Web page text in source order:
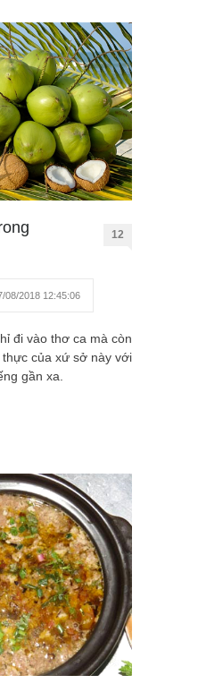
12
08/2018 12:45:06
đi vào thơ ca mà còn
của xứ sở này với
gần xa.